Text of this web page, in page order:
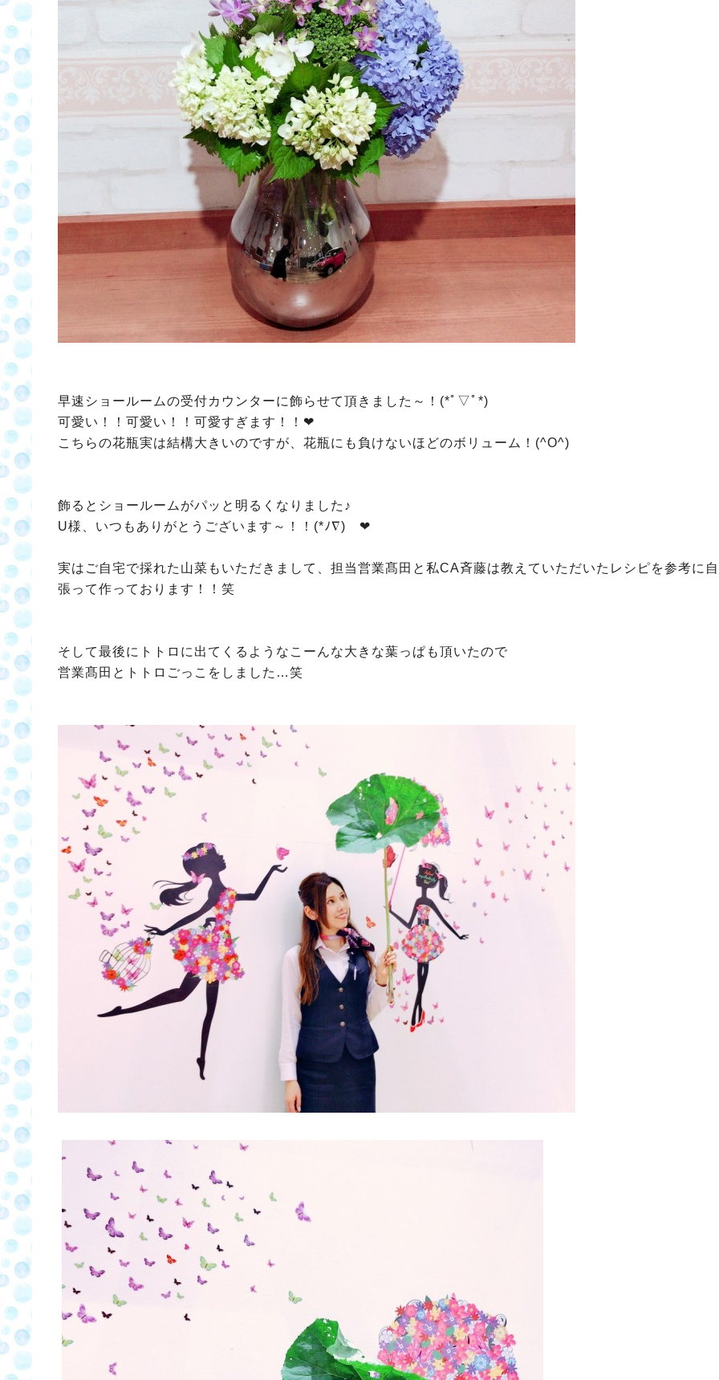
早速ショールームの受付カウンターに飾らせて頂きました～！(*ﾟ▽ﾟ*)
可愛い！！可愛い！！可愛すぎます！！❤
こちらの花瓶実は結構大きいのですが、花瓶にも負けないほどのボリューム！(^O^)
飾るとショールームがパッと明るくなりました♪
U様、いつもありがとうございます～！！(*ﾉ∇)ゝ❤
実はご自宅で採れた山菜もいただきまして、担当営業髙田と私CA斉藤は教えていただいたレシピを参考に
張って作っております！！笑
そして最後にトトロに出てくるようなこーんな大きな葉っぱも頂いたので
営業髙田とトトロごっこをしました…笑